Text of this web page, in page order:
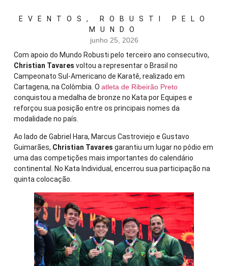
EVENTOS ,
ROBUSTI PELO
MUNDO
junho 25, 2026
Com apoio do Mundo Robusti pelo terceiro ano consecutivo,
Christian Tavares voltou a representar o Brasil no
Campeonato Sul-Americano de Karatê, realizado em
Cartagena, na Colômbia. O atleta de Ribeirão Preto
conquistou a medalha de bronze no Kata por Equipes e
reforçou sua posição entre os principais nomes da
modalidade no país.
Ao lado de Gabriel Hara, Marcus Castroviejo e Gustavo
Guimarães, Christian Tavares garantiu um lugar no pódio em
uma das competições mais importantes do calendário
continental. No Kata Individual, encerrou sua participação na
quinta colocação.